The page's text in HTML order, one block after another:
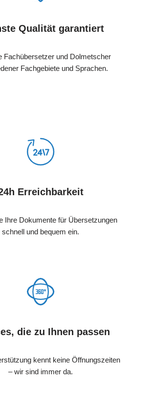
Qualität garantiert
Fachübersetzer und Dolmetscher
Fachgebiete und Sprachen.
Erreichbarkeit
Ihre Dokumente für Übersetzungen
schnell und bequem ein.
die zu Ihnen passen
kennt keine Öffnungszeiten
– wir sind immer da.